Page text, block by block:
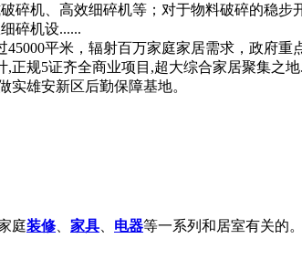
碎机、高效细碎机等；对于物料破碎的稳
碎机设......
平米，辐射百万家庭家居需求，政府
,正规5证齐全商业项目,超大综合家居聚集之
实雄安新区后勤保障基地。
庭装修 家具 电器等一系列和居室有关的